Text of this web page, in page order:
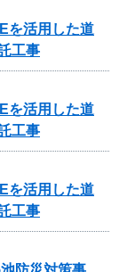
を活用した道
工事
を活用した道
工事
を活用した道
工事